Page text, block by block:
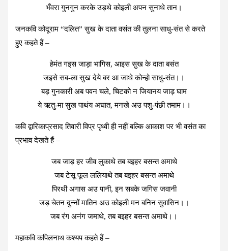
भँवरा गुनगुन करके उड़थे कोइली अपन सुनाथे तान।
जनकवि कोदूराम “दलित” सुख के दाता वसंत की तुलना साधु-संत से करते
हुए कहते हैं –
हेमंत गइस जाड़ा भागिस, आइस सुख के दाता बसंत
जइसे सब-ला सुख देये बर आ जाथे कोन्हो साधु-संत।।
बड़ गुनकारी अब पवन चले, चिटको न जियानय जाड़ घाम
ये ऋतु-मा सुख पाथंय अघात, मनखे अउ पशु-पंछी तमाम।।
कवि द्वारिकाप्रसाद तिवारी विप्र पृथ्वी ही नहीं बल्कि आकाश पर भी वसंत का
प्रभाव देखते हैं –
जब जाड़ हर जीव लुकाथे तब बइहर बसन्त अमाथे
जब टेसू फूल ललियाथे तब बइहर बसन्त अमाथे
पिरथी अगास अउ पानी, इन सबके जगिस जवानी
जड़ चेतन दुन्नों मातिन अउ कोइली मन बनिन सुवासिन।।
जब रंग अनंग जमाथे, तब बइहर बसन्त अमाथे।।
महाकवि कपिलनाथ कश्यप कहते हैं –